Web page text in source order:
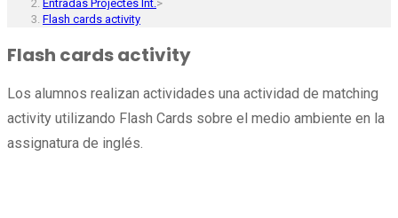
Entradas Projectes Int.>
Flash cards activity
Flash cards activity
Los alumnos realizan actividades una actividad de matching
activity utilizando Flash Cards sobre el medio ambiente en la
assignatura de inglés.